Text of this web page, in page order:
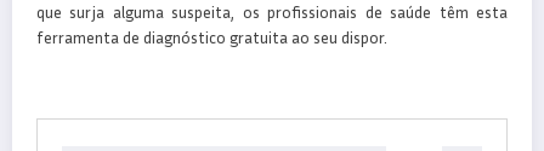
que surja alguma suspeita, os profissionais de saúde têm esta
ferramenta de diagnóstico gratuita ao seu dispor.